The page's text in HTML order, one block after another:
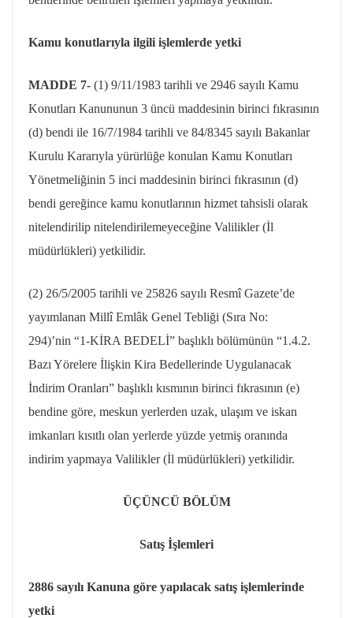
Kamu konutlarıyla ilgili işlemlerde yetki
MADDE 7- (1) 9/11/1983 tarihli ve 2946 sayılı Kamu
Konutları Kanununun 3 üncü maddesinin birinci fıkrasının
(d) bendi ile 16/7/1984 tarihli ve 84/8345 sayılı Bakanlar
Kurulu Kararıyla yürürlüğe konulan Kamu Konutları
Yönetmeliğinin 5 inci maddesinin birinci fıkrasının (d)
bendi gereğince kamu konutlarının hizmet tahsisli olarak
nitelendirilip nitelendirilemeyeceğine Valilikler (İl
müdürlükleri) yetkilidir.
(2) 26/5/2005 tarihli ve 25826 sayılı Resmî Gazete’de
yayımlanan Millî Emlâk Genel Tebliği (Sıra No:
294)’nin “1-KİRA BEDELİ” başlıklı bölümünün “1.4.2.
Bazı Yörelere İlişkin Kira Bedellerinde Uygulanacak
İndirim Oranları” başlıklı kısmının birinci fıkrasının (e)
bendine göre, meskun yerlerden uzak, ulaşım ve iskan
imkanları kısıtlı olan yerlerde yüzde yetmiş oranında
indirim yapmaya Valilikler (İl müdürlükleri) yetkilidir.
ÜÇÜNCÜ BÖLÜM
Satış İşlemleri
2886 sayılı Kanuna göre yapılacak satış işlemlerinde
yetki